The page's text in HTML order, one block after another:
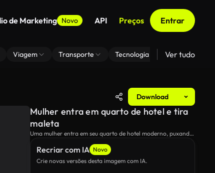
de Marketing Novo API Preços Entrar
Viagem Transporte Tecnologia Zoom De
Ver tudo
Download
Recriar com IA Novo
Crie novas versões desta imagem com IA.
Mulher entra em quarto de hotel e tira
maleta
Uma mulher entra em seu quarto de hotel moderno, puxando
chegada e a conveniência de acomodações de viagem
modernas.